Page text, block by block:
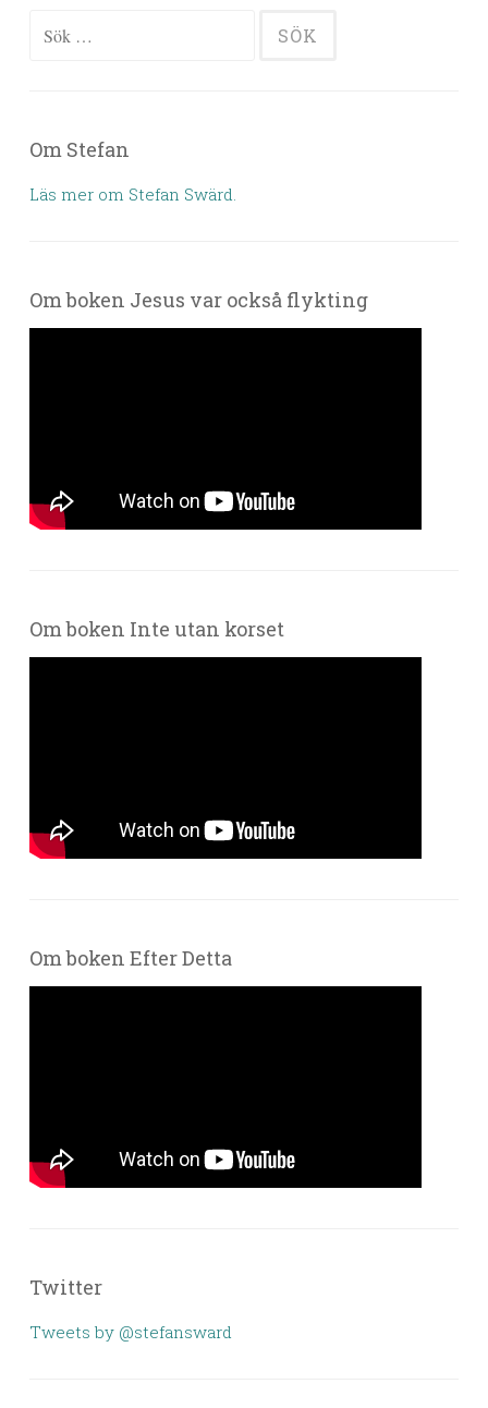
Sök efter:
Om Stefan
Läs mer om Stefan Swärd.
Om boken Jesus var också flykting
Om boken Inte utan korset
Om boken Efter Detta
Twitter
Tweets by @stefansward